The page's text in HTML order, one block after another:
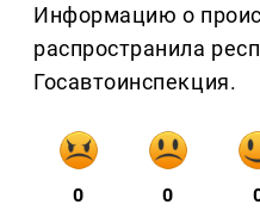
Информацию о
распространила
Госавтоинспекция.
0 0